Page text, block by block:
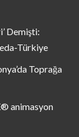
Demişti:
Türkiye
Toprağa
animasyon